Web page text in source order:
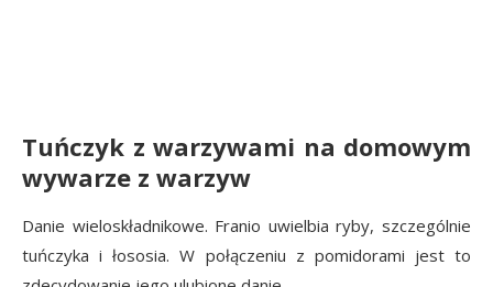
Tuńczyk z warzywami na domowym
wywarze z warzyw
Danie wieloskładnikowe. Franio uwielbia ryby, szczególnie
tuńczyka i łososia. W połączeniu z pomidorami jest to